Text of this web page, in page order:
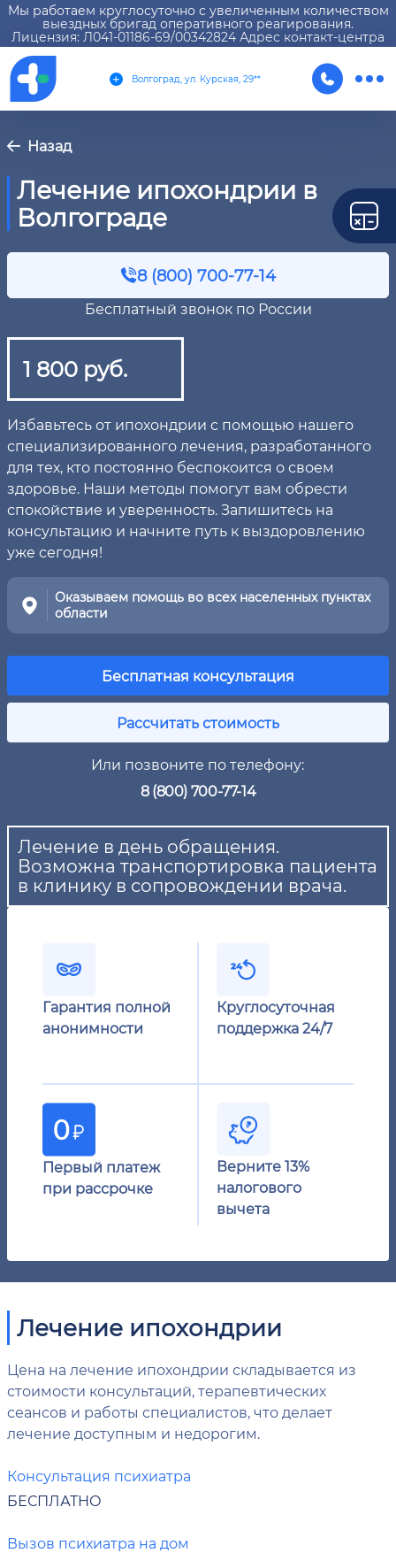
Мы работаем круглосуточно с увеличенным количеством
выездных бригад оперативного реагирования.
Лицензия: Л041-01186-69/00342824 Адрес контакт-центра
Волгоград, ул. Курская, 29**
Назад
Лечение ипохондрии в
Волгограде
8 (800) 700-77-14
Бесплатный звонок по России
1 800 руб.
Избавьтесь от ипохондрии с помощью нашего
специализированного лечения, разработанного
для тех, кто постоянно беспокоится о своем
здоровье. Наши методы помогут вам обрести
спокойствие и уверенность. Запишитесь на
консультацию и начните путь к выздоровлению
уже сегодня!
Оказываем помощь во всех населенных пунктах
области
Бесплатная консультация
Рассчитать стоимость
Или позвоните по телефону:
8 (800) 700-77-14
Лечение в день обращения.
Возможна транспортировка пациента
в клинику в сопровождении врача.
Гарантия полной
анонимности
Круглосуточная
поддержка 24/7
Первый платеж
при рассрочке
Верните 13%
налогового
вычета
Лечение ипохондрии
Цена на лечение ипохондрии складывается из
стоимости консультаций, терапевтических
сеансов и работы специалистов, что делает
лечение доступным и недорогим.
Консультация психиатра
БЕСПЛАТНО
Вызов психиатра на дом